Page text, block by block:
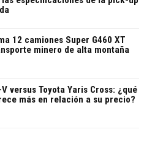
12 camiones Super G460 XT
minero de alta montaña
V versus Toyota Yaris Cross: ¿qué
más en relación a su precio?